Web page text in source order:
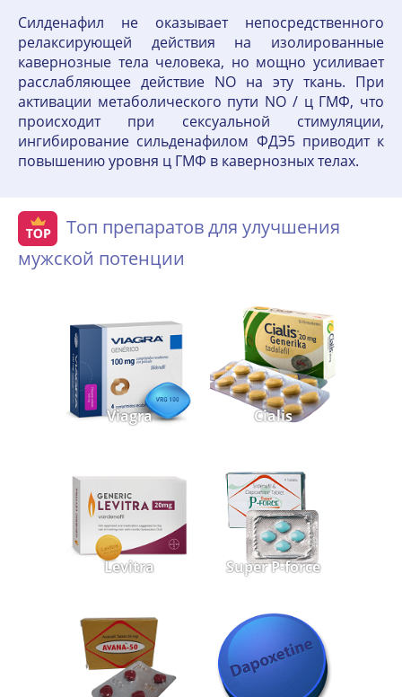
Силденафил не оказывает непосредственного
релаксирующей действия на изолированные
кавернозные тела человека, но мощно усиливает
расслабляющее действие NO на эту ткань. При
активации метаболического пути NO / ц ГМФ, что
происходит при сексуальной стимуляции,
ингибирование сильденафилом ФДЭ5 приводит к
повышению уровня ц ГМФ в кавернозных телах.
Топ препаратов для улучшения
мужской потенции
Viagra Cialis
Levitra Super P-force